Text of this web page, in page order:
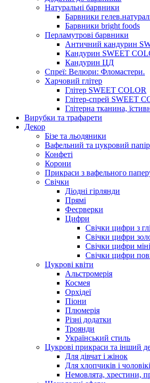
Натуральні барвники
Барвники
Барвники bright foods
Перламутрові барвники
Античний кандурин
Кандурин SWEET
Кандурин ЦД
Спреї: Велюри: Фломастери.
Харчовий глітер
Глітер SWEET COLOR
Глітер-спрей SWEET
Глітерна тканина,
Вирубки та трафарети
Декор
Бізе та льодяники
Вафельний та цукровий папір
Конфеті
Корони
Прикраси з вафельного
Свічки
Діодні гірлянди
Прямі
Феєрверки
Цифри
Свічки цифри з
Свічки цифри
Свічки цифри
Свічки цифри
Цукрові квіти
Альстромерія
Космея
Орхідеї
Піони
Плюмерія
Різні додатки
Троянди
Український стиль
Цукрові прикраси та інший
Для дівчат і жінок
Для хлопчиків і
Немовлята, хрестини,